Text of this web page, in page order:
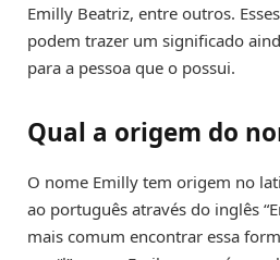
Emilly Beatriz, entre outros.
podem trazer um significado
para a pessoa que o possui.
Qual a origem do
O nome Emilly tem origem no
ao português através do inglês
mais comum encontrar essa